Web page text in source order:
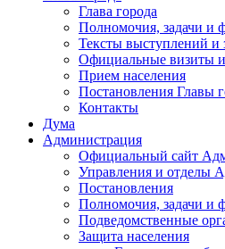
Глава города
Полномочия, задачи и
Тексты выступлений и
Официальные визиты и
Прием населения
Постановления Главы
Контакты
Дума
Администрация
Официальный сайт
Управления и отделы
Постановления
Полномочия, задачи и
Подведомственные
Защита населения